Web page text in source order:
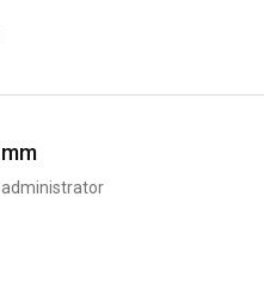
mm
administrator